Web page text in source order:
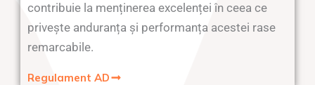
contribuie la menținerea excelenței în ceea ce
privește anduranța și performanța acestei rase
remarcabile.
Regulament AD